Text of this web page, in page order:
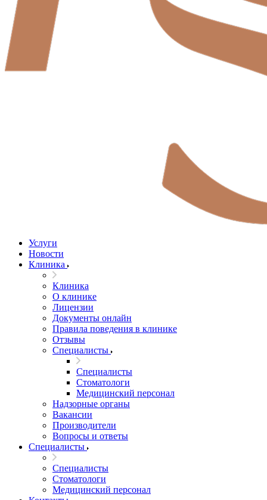
Услуги
Новости
Клиника
Клиника
О клинике
Лицензии
Документы онлайн
Правила поведения в клинике
Отзывы
Специалисты
Специалисты
Стоматологи
Медицинский персонал
Надзорные органы
Вакансии
Производители
Вопросы и ответы
Специалисты
Специалисты
Стоматологи
Медицинский персонал